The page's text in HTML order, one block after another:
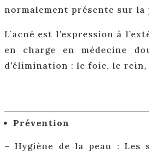
normalement présente sur la
L’acné est l’expression à
en charge en médecine
d’élimination : le foie, le
Prévention
– Hygiène de la peau : Les